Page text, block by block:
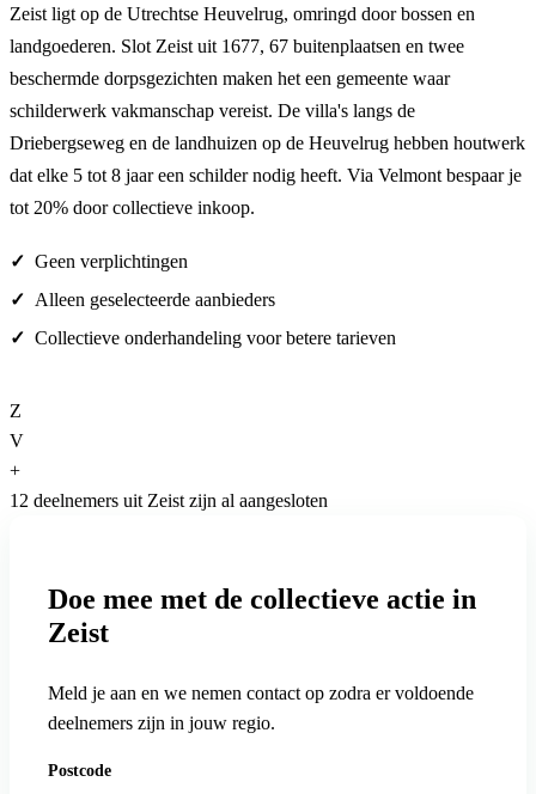
Zeist ligt op de Utrechtse Heuvelrug, omringd door bossen en
landgoederen. Slot Zeist uit 1677, 67 buitenplaatsen en twee
beschermde dorpsgezichten maken het een gemeente waar
schilderwerk vakmanschap vereist. De villa's langs de
Driebergseweg en de landhuizen op de Heuvelrug hebben houtwerk
dat elke 5 tot 8 jaar een schilder nodig heeft. Via Velmont bespaar je
tot 20% door collectieve inkoop.
Geen verplichtingen
Alleen geselecteerde aanbieders
Collectieve onderhandeling voor betere tarieven
Z
V
+
12 deelnemers uit Zeist zijn al aangesloten
Doe mee met de collectieve actie in
Zeist
Meld je aan en we nemen contact op zodra er voldoende
deelnemers zijn in jouw regio.
Postcode